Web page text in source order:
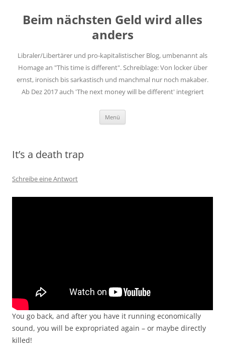
springen
Beim nächsten Geld wird alles
anders
Libraler/Libertärer und pro-kapitalistischer Blog, umbenannt als
Homage an "This time is different". Schreiblage: Von locker über
ernst, ironisch bis sarkastisch und manchmal nur noch makaber.
Ab Dez 2017 auch 'The next money will be different' integriert
Menü
It’s a death trap
Schreibe eine Antwort
You go back, and after you have it running economically
sound, you will be expropriated again – or maybe directly
killed!